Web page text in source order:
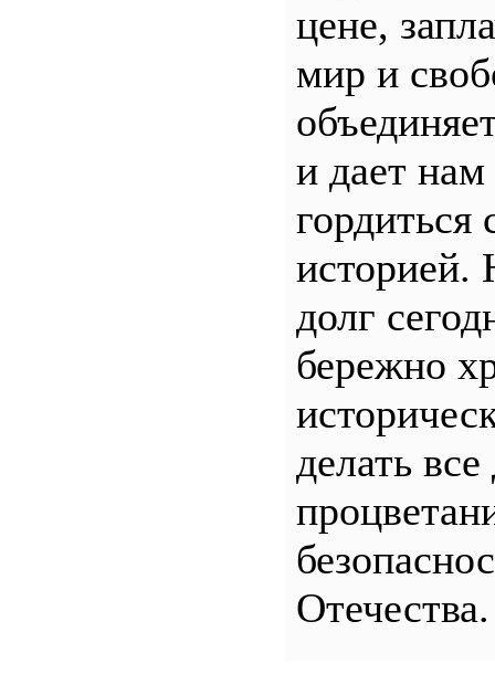
цене,
мир и
и дает
гордиться
долг
бережно
делать все
Отечества.